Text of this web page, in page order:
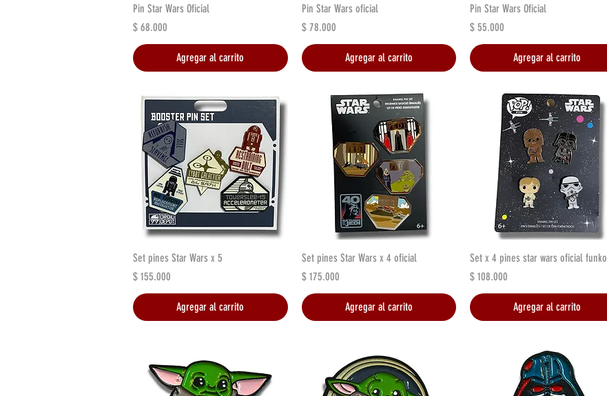
Vista rápida
Pin Star Wars Oficial
Precio
$ 68.000
Agregar al carrito
Vista rápida
Pin Star Wars oficial
Precio
$ 78.000
Agregar al carrito
Vista rápida
Pin Star Wars Oficial
Precio
$ 55.000
Agregar al carrito
Vista rápida
Set pines Star Wars x 5
Precio
$ 155.000
Agregar al carrito
Vista rápida
Set pines Star Wars x 4 oficial
Precio
$ 175.000
Agregar al carrito
Vista rápida
Set x 4 pines star wars oficial funko
Precio
$ 108.000
Agregar al carrito